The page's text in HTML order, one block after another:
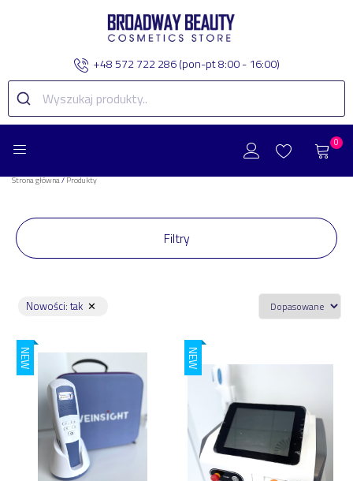
+48 572 722 286(pon-pt 8:00 - 16:00)
0
Strona główna/Produkty
Filtry
Zakres Cenowy
00 zł 9900
Pokaż nowości
Nowości: tak ✕
NEW NEW